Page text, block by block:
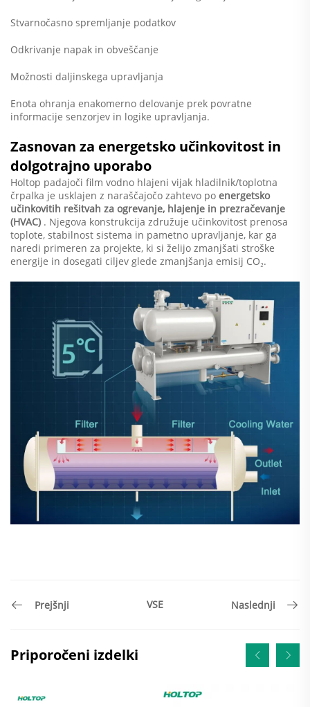
Stvarnočasno spremljanje podatkov
Odkrivanje napak in obveščanje
Možnosti daljinskega upravljanja
Enota ohranja enakomerno delovanje prek povratne
informacije senzorjev in logike upravljanja.
Zasnovan za energetsko učinkovitost in
dolgotrajno uporabo
Holtop padajoči film vodno hlajeni vijak hladilnik/toplotna
črpalka je usklajen z naraščajočo zahtevo po energetsko
učinkovitih rešitvah za ogrevanje, hlajenje in prezračevanje
(HVAC) . Njegova konstrukcija združuje učinkovitost prenosa
toplote, stabilnost sistema in pametno upravljanje, kar ga
naredi primeren za projekte, ki si želijo zmanjšati stroške
energije in dosegati ciljev glede zmanjšanja emisij CO₂.
Prejšnji VSE Naslednji
Priporočeni izdelki